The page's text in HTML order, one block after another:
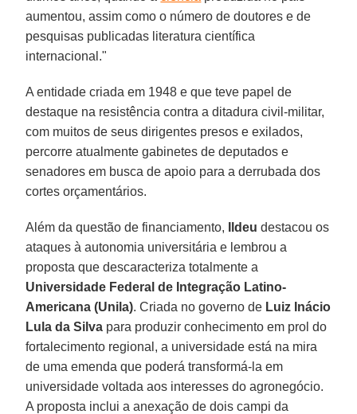
aumentou, assim como o número de doutores e de
pesquisas publicadas literatura científica
internacional."
A entidade criada em 1948 e que teve papel de
destaque na resistência contra a ditadura civil-militar,
com muitos de seus dirigentes presos e exilados,
percorre atualmente gabinetes de deputados e
senadores em busca de apoio para a derrubada dos
cortes orçamentários.
Além da questão de financiamento, Ildeu destacou os
ataques à autonomia universitária e lembrou a
proposta que descaracteriza totalmente a
Universidade Federal de Integração Latino-
Americana (Unila). Criada no governo de Luiz Inácio
Lula da Silva para produzir conhecimento em prol do
fortalecimento regional, a universidade está na mira
de uma emenda que poderá transformá-la em
universidade voltada aos interesses do agronegócio.
A proposta inclui a anexação de dois campi da